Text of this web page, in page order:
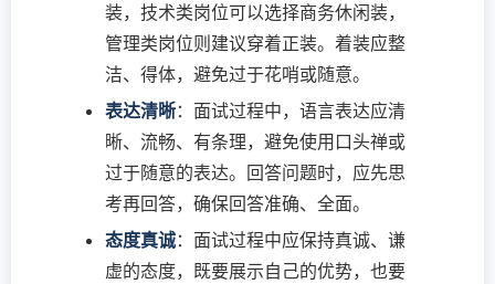
装，技术类岗位可以选择商务休闲装，
管理类岗位则建议穿着正装。着装应整
洁、得体，避免过于花哨或随意。
表达清晰：面试过程中，语言表达应清
晰、流畅、有条理，避免使用口头禅或
过于随意的表达。回答问题时，应先思
考再回答，确保回答准确、全面。
态度真诚：面试过程中应保持真诚、谦
虚的态度，既要展示自己的优势，也要